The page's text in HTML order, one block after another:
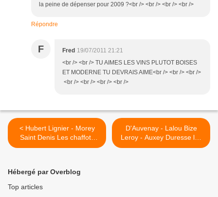
la peine de dépenser pour 2009 ?<br /> <br /> <br /> <br />
Répondre
F Fred 19/07/2011 21:21
<br /> <br /> TU AIMES LES VINS PLUTOT BOISES
ET MODERNE TU DEVRAIS AIME<br /> <br /> <br />
<br /> <br /> <br /> <br />
< Hubert Lignier - Morey
Saint Denis Les chaffots
2004
D'Auvenay - Lalou Bize
Leroy - Auxey Duresse les
boutonniers 2004 >
Hébergé par Overblog
Top articles